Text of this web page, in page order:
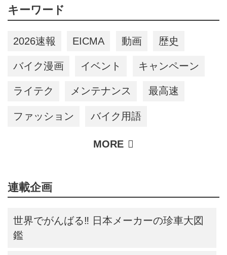
キーワード
2026速報 EICMA 動画 歴史
バイク漫画 イベント キャンペーン
ライテク メンテナンス 最高速
ファッション バイク用語
連載企画
世界でがんばる‼ 日本メーカーの珍車大図
鑑